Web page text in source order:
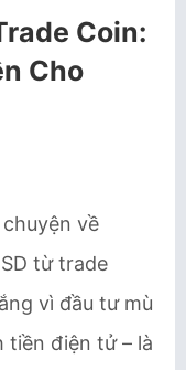
Coin:
Cho
về
từ trade
vì đầu tư mù
tiền điện tử – là